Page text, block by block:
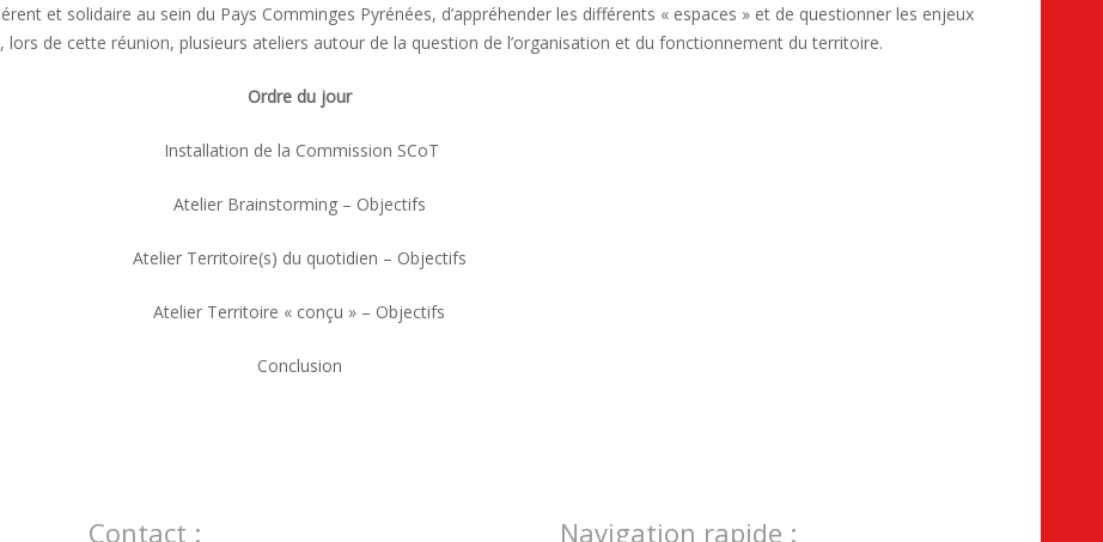
et solidaire au sein du Pays Comminges Pyrénées, d’appréhender les différents « espaces » et de questionner les enjeux
de cette réunion, plusieurs ateliers autour de la question de l’organisation et du fonctionnement du territoire.
Ordre du jour
Installation de la Commission SCoT
Atelier Brainstorming – Objectifs
Atelier Territoire(s) du quotidien – Objectifs
Atelier Territoire « conçu » – Objectifs
Conclusion
Contact : Navigation rapide :